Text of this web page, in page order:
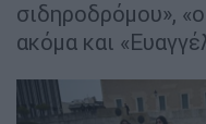
σιδηροδρόμου»,
ακόμα και